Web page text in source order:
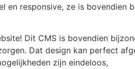
en responsive, ze is bovendien
Dit CMS is bovendien
Dat design kan perfect
zijn eindeloos,